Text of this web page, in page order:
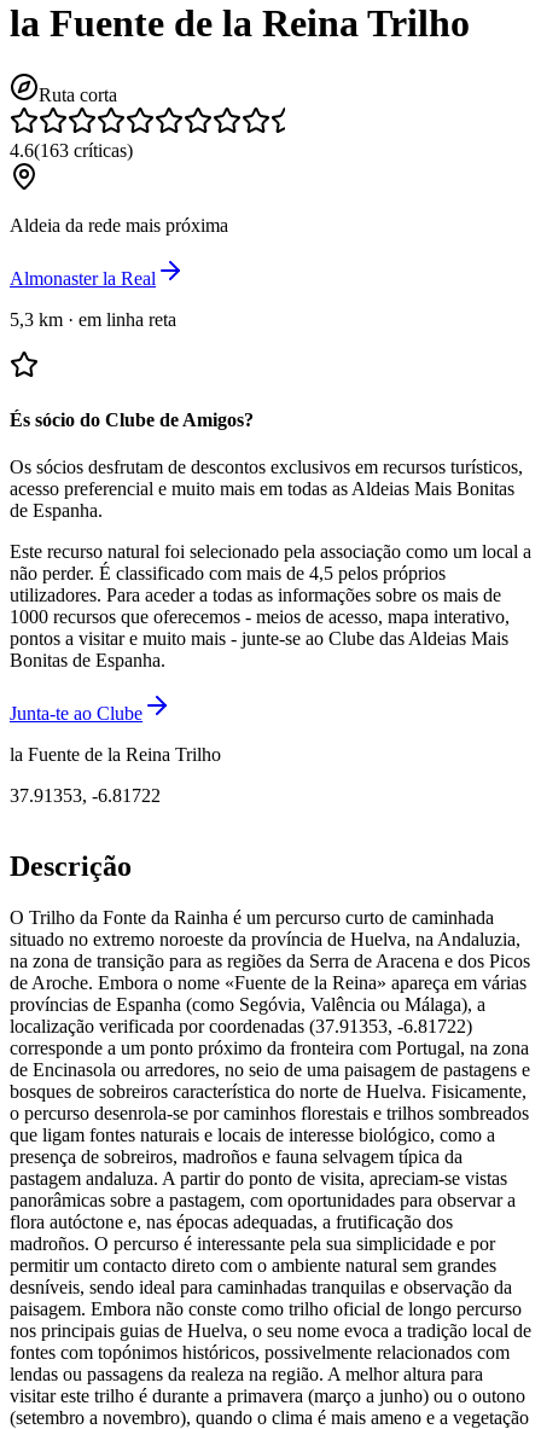
la Fuente de la Reina Trilho
Ruta corta
4.6(163 críticas)
Aldeia da rede mais próxima
Almonaster la Real
5,3 km · em linha reta
És sócio do Clube de Amigos?
Os sócios desfrutam de descontos exclusivos em recursos turísticos,
acesso preferencial e muito mais em todas as Aldeias Mais Bonitas
de Espanha.
Este recurso natural foi selecionado pela associação como um local a
não perder. É classificado com mais de 4,5 pelos próprios
utilizadores. Para aceder a todas as informações sobre os mais de
1000 recursos que oferecemos - meios de acesso, mapa interativo,
pontos a visitar e muito mais - junte-se ao Clube das Aldeias Mais
Bonitas de Espanha.
Junta-te ao Clube
la Fuente de la Reina Trilho
37.91353, -6.81722
Descrição
O Trilho da Fonte da Rainha é um percurso curto de caminhada
situado no extremo noroeste da província de Huelva, na Andaluzia,
na zona de transição para as regiões da Serra de Aracena e dos Picos
de Aroche. Embora o nome «Fuente de la Reina» apareça em várias
províncias de Espanha (como Segóvia, Valência ou Málaga), a
localização verificada por coordenadas (37.91353, -6.81722)
corresponde a um ponto próximo da fronteira com Portugal, na zona
de Encinasola ou arredores, no seio de uma paisagem de pastagens e
bosques de sobreiros característica do norte de Huelva. Fisicamente,
o percurso desenrola-se por caminhos florestais e trilhos sombreados
que ligam fontes naturais e locais de interesse biológico, como a
presença de sobreiros, madroños e fauna selvagem típica da
pastagem andaluza. A partir do ponto de visita, apreciam-se vistas
panorâmicas sobre a pastagem, com oportunidades para observar a
flora autóctone e, nas épocas adequadas, a frutificação dos
madroños. O percurso é interessante pela sua simplicidade e por
permitir um contacto direto com o ambiente natural sem grandes
desníveis, sendo ideal para caminhadas tranquilas e observação da
paisagem. Embora não conste como trilho oficial de longo percurso
nos principais guias de Huelva, o seu nome evoca a tradição local de
fontes com topónimos históricos, possivelmente relacionados com
lendas ou passagens da realeza na região. A melhor altura para
visitar este trilho é durante a primavera (março a junho) ou o outono
(setembro a novembro), quando o clima é mais ameno e a vegetação